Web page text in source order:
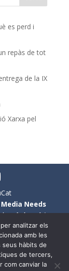
es perd i
repàs de tot
de la IX
Xarxa pel
Media Needs
|Avís legal|
no sexista del
de la seva
analitzar els
amb les
seus hàbits de
de tercers,
com canviar la